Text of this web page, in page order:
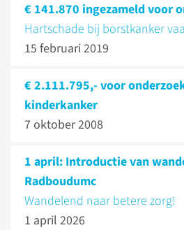
€ 141.870 ingezameld voor
Hartschade bij borstkanker
15 februari 2019
€ 2.111.795,- voor
kinderkanker
7 oktober 2008
1 april: Introductie van
Radboudumc
Wandelend naar betere zorg!
1 april 2026